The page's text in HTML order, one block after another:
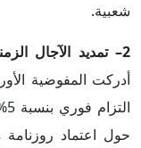
شعبية.
2– تمديد الآجال الزمنية للوصول إلى سقف 5% على مراحل:
أدركت المفوضية
حول اعتماد